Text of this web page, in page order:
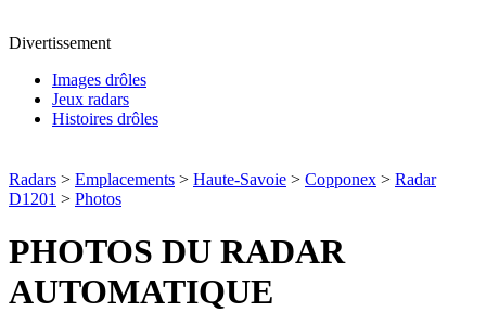
Divertissement
Images drôles
Jeux radars
Histoires drôles
Radars > Emplacements > Haute-Savoie > Copponex > Radar
D1201 > Photos
PHOTOS DU RADAR
AUTOMATIQUE